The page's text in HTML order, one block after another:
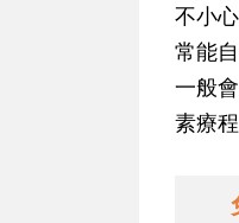
不小
常能
一般
素療